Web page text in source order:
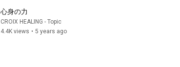
心身の力
CROIX HEALING - Topic
4.4K views • 5 years ago